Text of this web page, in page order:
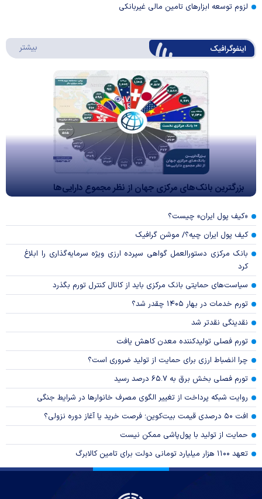
لزوم توسعه ابزارهای تامین مالی غیربانکی
اینفوگرافیک بیشتر
بزرگترین بانک‌های مرکزی جهان از نظر مجموع دارایی‌ها
«کیف پول ایران» چیست؟
کیف پول ایران چیه؟/ موشن گرافیک
بانک مرکزی دستورالعمل گواهی سپرده ارزی ویژه سرمایه‌گذاری را ابلاغ
کرد
سیاست‌های حمایتی بانک مرکزی باید از کانال کنترل تورم بگذرد
تورم خدمات در بهار ۱۴۰۵ چقدر شد؟
نقدینگی نقدتر شد
تورم فصلی تولیدکننده معدن کاهش یافت
چرا انضباط ارزی برای حمایت از تولید ضروری است؟
تورم فصلی بخش برق به ۶۵.۷ درصد رسید
روایت شبکه پرداخت از تغییر الگوی مصرف خانوار‌ها در شرایط جنگی
افت ۵۰ درصدی قیمت بیت‌کوین؛ فرصت خرید یا آغاز دوره نزولی؟
حمایت از تولید با پول‌پاشی ممکن نیست
تعهد ۱۱۰۰ هزار میلیارد تومانی دولت برای تامین کالابرگ